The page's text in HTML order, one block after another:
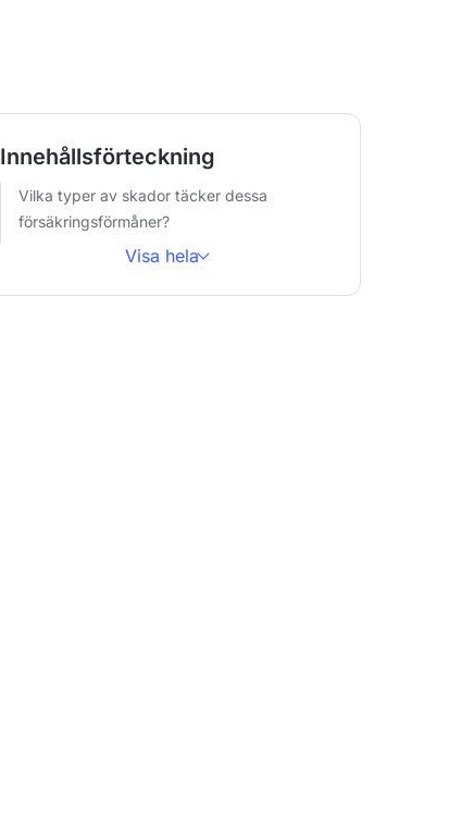
Innehållsförteckning
Vilka typer av skador täcker dessa
försäkringsförmåner?
Visa hela